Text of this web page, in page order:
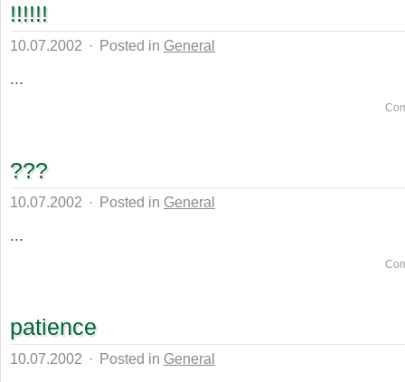
!!!!!!
10.07.2002 · Posted in General
...
???
10.07.2002 · Posted in General
...
patience
10.07.2002 · Posted in General